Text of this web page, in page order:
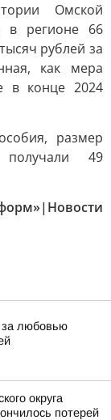
Омской
в регионе 66
рублей за
как мера
в конце 2024
размер
49
за любовью
округа
потерей